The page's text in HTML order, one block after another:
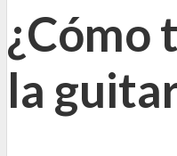
¿Cómo
la